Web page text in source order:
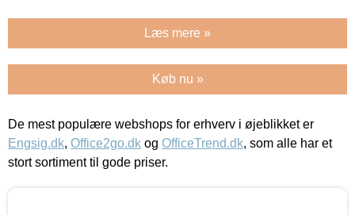
Læs mere »
Køb nu »
De mest populære webshops for erhverv i øjeblikket er
Engsig.dk, Office2go.dk og OfficeTrend.dk, som alle har et
stort sortiment til gode priser.